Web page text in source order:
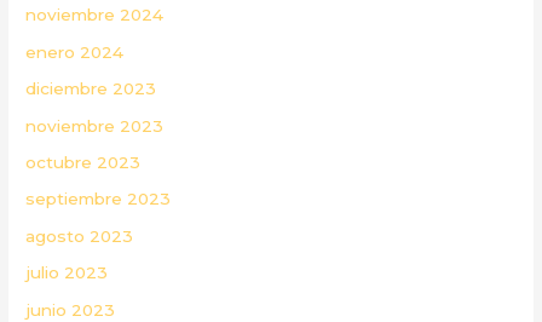
noviembre 2024
enero 2024
diciembre 2023
noviembre 2023
octubre 2023
septiembre 2023
agosto 2023
julio 2023
junio 2023